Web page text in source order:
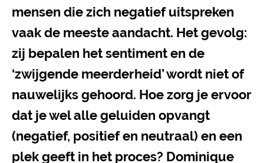
mensen die zich negatief uitspreken
vaak de meeste aandacht. Het gevolg:
zij bepalen het sentiment en de
‘zwijgende meerderheid’ wordt niet of
nauwelijks gehoord. Hoe zorg je ervoor
dat je wel alle geluiden opvangt
(negatief, positief en neutraal) en een
plek geeft in het proces? Dominique